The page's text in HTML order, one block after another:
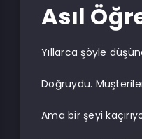
Asıl
Yıllarca şöyle
Doğruydu.
Ama bir şeyi